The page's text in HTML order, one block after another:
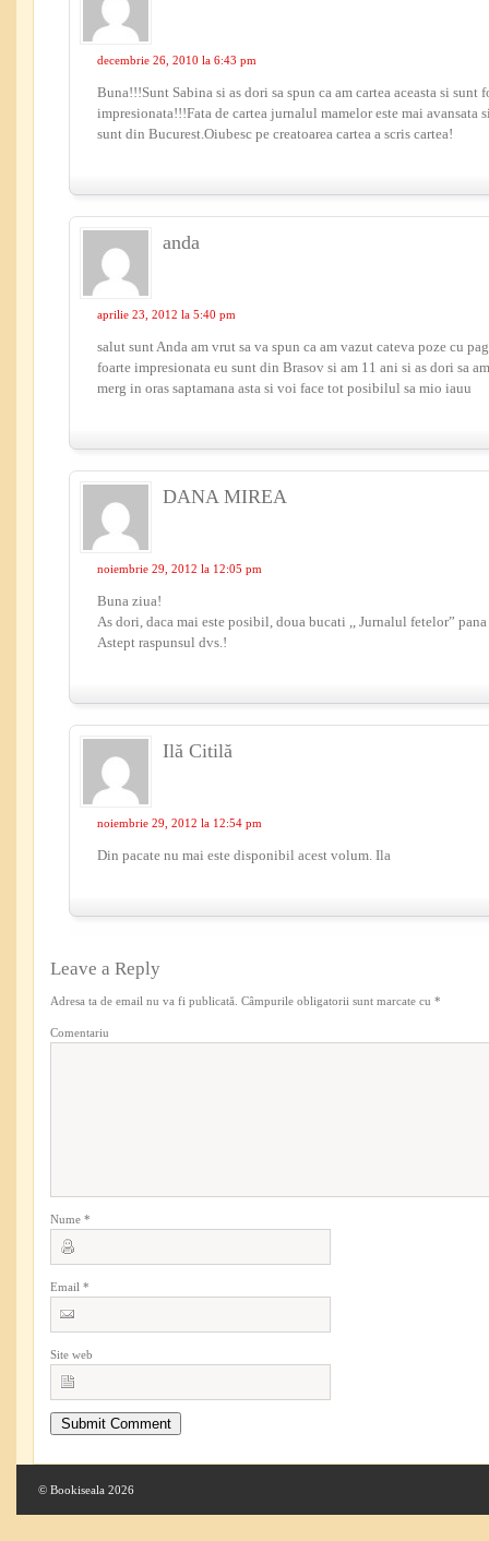
decembrie 26, 2010 la 6:43 pm
Buna!!!Sunt Sabina si as dori sa spun ca am cartea aceasta si sunt
impresionata!!!Fata de cartea jurnalul mamelor este mai avansata
sunt din Bucurest.Oiubesc pe creatoarea cartea a scris cartea!
anda
aprilie 23, 2012 la 5:40 pm
salut sunt Anda am vrut sa va spun ca am vazut cateva poze cu
foarte impresionata eu sunt din Brasov si am 11 ani si as dori sa
merg in oras saptamana asta si voi face tot posibilul sa mio iauu
DANA MIREA
noiembrie 29, 2012 la 12:05 pm
Buna ziua!
As dori, daca mai este posibil, doua bucati ,, Jurnalul fetelor”
Astept raspunsul dvs.!
Ilă Citilă
noiembrie 29, 2012 la 12:54 pm
Din pacate nu mai este disponibil acest volum. Ila
Leave a Reply
Adresa ta de email nu va fi publicată. Câmpurile obligatorii sunt marcate cu *
Comentariu
Nume *
Email *
Site web
© Bookiseala 2026